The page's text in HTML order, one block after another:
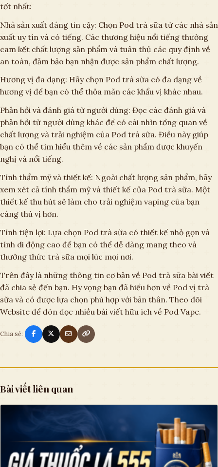
tốt nhất:
Nhà sản xuất đáng tin cậy: Chọn Pod trà sữa từ các nhà sản
xuất uy tín và có tiếng. Các thương hiệu nổi tiếng thường
cam kết chất lượng sản phẩm và tuân thủ các quy định về
an toàn, đảm bảo bạn nhận được sản phẩm chất lượng.
Hương vị đa dạng: Hãy chọn Pod trà sữa có đa dạng về
hương vị để bạn có thể thỏa mãn các khẩu vị khác nhau.
Phản hồi và đánh giá từ người dùng: Đọc các đánh giá và
phản hồi từ người dùng khác để có cái nhìn tổng quan về
chất lượng và trải nghiệm của Pod trà sữa. Điều này giúp
bạn có thể tìm hiểu thêm về các sản phẩm được khuyến
nghị và nổi tiếng.
Tính thẩm mỹ và thiết kế: Ngoài chất lượng sản phẩm, hãy
xem xét cả tính thẩm mỹ và thiết kế của Pod trà sữa. Một
thiết kế thu hút sẽ làm cho trải nghiệm vaping của bạn
càng thú vị hơn.
Tính tiện lợi: Lựa chọn Pod trà sữa có thiết kế nhỏ gọn và
tính di động cao để bạn có thể dễ dàng mang theo và
thưởng thức trà sữa mọi lúc mọi nơi.
Trên đây là những thông tin cơ bản về Pod trà sữa bài viết
đã chia sẻ đến bạn. Hy vọng bạn đã hiểu hơn về Pod vị trà
sữa và có được lựa chọn phù hợp với bản thân. Theo dõi
Website để đón đọc nhiều bài viết hữu ích về Pod Vape.
Chia sẻ:
Bài viết liên quan